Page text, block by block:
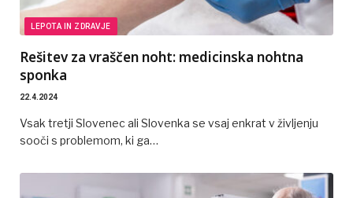
LEPOTA IN ZDRAVJE
Rešitev za vraščen noht: medicinska nohtna
sponka
22.4.2024
Vsak tretji Slovenec ali Slovenka se vsaj enkrat v življenju
sooči s problemom, ki ga…